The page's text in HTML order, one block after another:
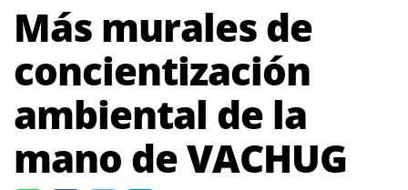
Más murales de
concientización
ambiental de la
mano de VACHUG